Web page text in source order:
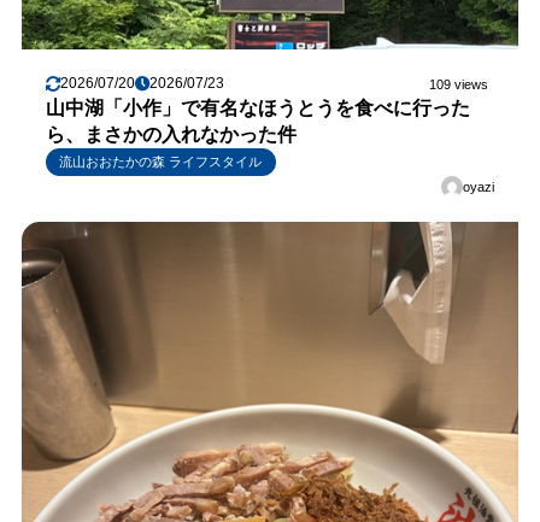
2026/07/20 2026/07/23 109 views
山中湖「小作」で有名なほうとうを食べに行った
ら、まさかの入れなかった件
流山おおたかの森 ライフスタイル
oyazi